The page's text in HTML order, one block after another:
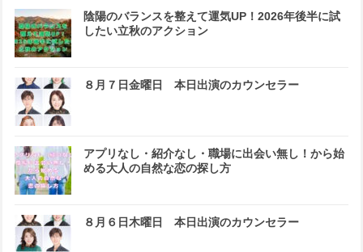
陰陽のバランスを整えて運気UP！2026年後半に試
したい立秋のアクション
８月７日金曜日 本日出演のカウンセラー
アプリなし・紹介なし・職場に出会い無し！から始
める大人の自然な恋の探し方
８月６日木曜日 本日出演のカウンセラー